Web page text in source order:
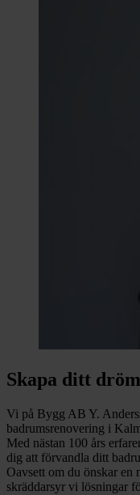
Skapa ditt
Vi på Bygg AB Y.
badrumsrenovering i
Med nästan 100 års
dig att förvandla ditt
Oavsett om du önskar en
skräddarsyr vi lösningar